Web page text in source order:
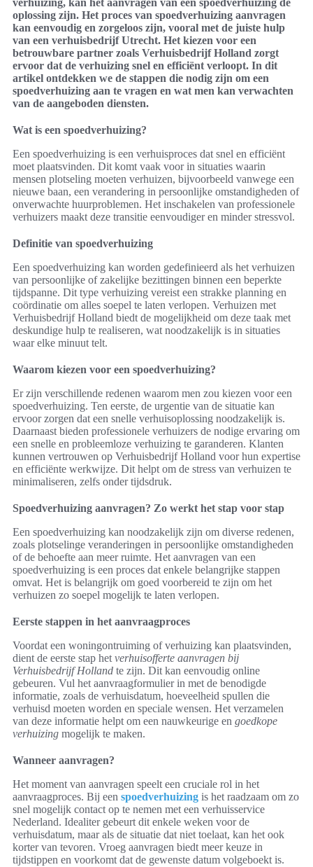
verhuizing, kan het aanvragen van een spoedverhuizing de
oplossing zijn. Het proces van spoedverhuizing aanvragen
kan eenvoudig en zorgeloos zijn, vooral met de juiste hulp
van een verhuisbedrijf Utrecht. Het kiezen voor een
betrouwbare partner zoals Verhuisbedrijf Holland zorgt
ervoor dat de verhuizing snel en efficiënt verloopt. In dit
artikel ontdekken we de stappen die nodig zijn om een
spoedverhuizing aan te vragen en wat men kan verwachten
van de aangeboden diensten.
Wat is een spoedverhuizing?
Een spoedverhuizing is een verhuisproces dat snel en efficiënt
moet plaatsvinden. Dit komt vaak voor in situaties waarin
mensen plotseling moeten verhuizen, bijvoorbeeld vanwege een
nieuwe baan, een verandering in persoonlijke omstandigheden of
onverwachte huurproblemen. Het inschakelen van professionele
verhuizers maakt deze transitie eenvoudiger en minder stressvol.
Definitie van spoedverhuizing
Een spoedverhuizing kan worden gedefinieerd als het verhuizen
van persoonlijke of zakelijke bezittingen binnen een beperkte
tijdspanne. Dit type verhuizing vereist een strakke planning en
coördinatie om alles soepel te laten verlopen. Verhuizen met
Verhuisbedrijf Holland biedt de mogelijkheid om deze taak met
deskundige hulp te realiseren, wat noodzakelijk is in situaties
waar elke minuut telt.
Waarom kiezen voor een spoedverhuizing?
Er zijn verschillende redenen waarom men zou kiezen voor een
spoedverhuizing. Ten eerste, de urgentie van de situatie kan
ervoor zorgen dat een snelle verhuisoplossing noodzakelijk is.
Daarnaast bieden professionele verhuizers de nodige ervaring om
een snelle en probleemloze verhuizing te garanderen. Klanten
kunnen vertrouwen op Verhuisbedrijf Holland voor hun expertise
en efficiënte werkwijze. Dit helpt om de stress van verhuizen te
minimaliseren, zelfs onder tijdsdruk.
Spoedverhuizing aanvragen? Zo werkt het stap voor stap
Een spoedverhuizing kan noodzakelijk zijn om diverse redenen,
zoals plotselinge veranderingen in persoonlijke omstandigheden
of de behoefte aan meer ruimte. Het aanvragen van een
spoedverhuizing is een proces dat enkele belangrijke stappen
omvat. Het is belangrijk om goed voorbereid te zijn om het
verhuizen zo soepel mogelijk te laten verlopen.
Eerste stappen in het aanvraagproces
Voordat een woningontruiming of verhuizing kan plaatsvinden,
dient de eerste stap het verhuisofferte aanvragen bij
Verhuisbedrijf Holland te zijn. Dit kan eenvoudig online
gebeuren. Vul het aanvraagformulier in met de benodigde
informatie, zoals de verhuisdatum, hoeveelheid spullen die
verhuisd moeten worden en speciale wensen. Het verzamelen
van deze informatie helpt om een nauwkeurige en goedkope
verhuizing mogelijk te maken.
Wanneer aanvragen?
Het moment van aanvragen speelt een cruciale rol in het
aanvraagproces. Bij een spoedverhuizing is het raadzaam om zo
snel mogelijk contact op te nemen met een verhuisservice
Nederland. Idealiter gebeurt dit enkele weken voor de
verhuisdatum, maar als de situatie dat niet toelaat, kan het ook
korter van tevoren. Vroeg aanvragen biedt meer keuze in
tijdstippen en voorkomt dat de gewenste datum volgeboekt is.